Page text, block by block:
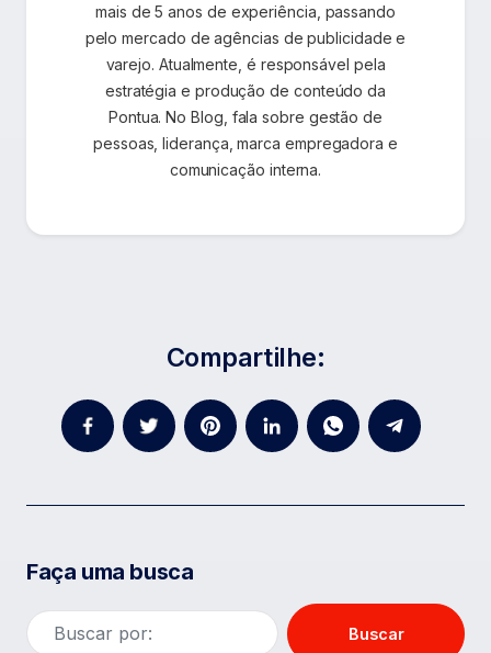
mais de 5 anos de experiência, passando
pelo mercado de agências de publicidade e
varejo. Atualmente, é responsável pela
estratégia e produção de conteúdo da
Pontua. No Blog, fala sobre gestão de
pessoas, liderança, marca empregadora e
comunicação interna.
Compartilhe:
Faça uma busca
Buscar